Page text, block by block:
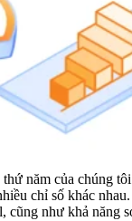
năm của chúng
chỉ số khác
như khả năng